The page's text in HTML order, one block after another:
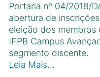
Portaria nº 04/2018/
abertura de
eleição dos
IFPB Campus
segmento discente.
Leia Mais…